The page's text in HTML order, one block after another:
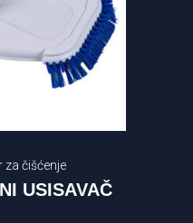
za čišćenje
USISAVAČ